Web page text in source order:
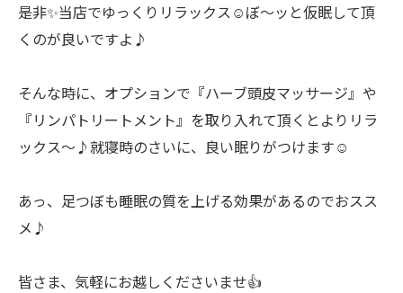
是非✨当店でゆっくりリラックス☺️ぼ〜ッと仮眠して頂
くのが良いですよ♪
そんな時に、オプションで『ハーブ頭皮マッサージ』や
『リンパトリートメント』を取り入れて頂くとよりリラ
ックス〜♪就寝時のさいに、良い眠りがつけます☺️
あっ、足つぼも睡眠の質を上げる効果があるのでおスス
メ♪
皆さま、気軽にお越しくださいませ👍